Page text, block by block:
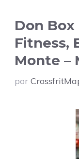
Don
Fitness,
Monte –
por